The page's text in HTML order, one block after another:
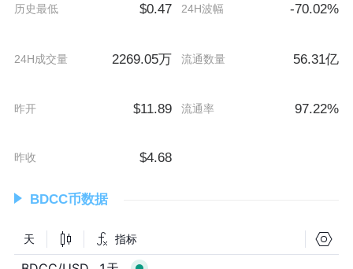
历史最低 $0.47 24H波幅 -70.02%
24H成交量 2269.05万 流通数量 56.31亿
昨开 $11.89 流通率 97.22%
昨收 $4.68
BDCC币数据